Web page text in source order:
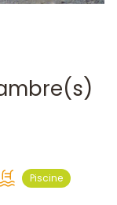
Piscine